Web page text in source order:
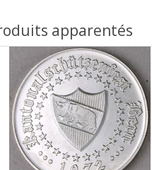
apparentés